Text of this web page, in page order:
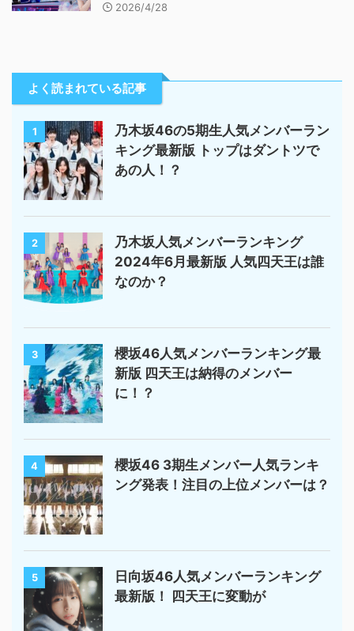
2026/4/28
よく読まれている記事
1
乃木坂46の5期生人気メンバーラン
キング最新版 トップはダントツで
あの人！？
2
乃木坂人気メンバーランキング
2024年6月最新版 人気四天王は誰
なのか？
3
櫻坂46人気メンバーランキング最
新版 四天王は納得のメンバー
に！？
4
櫻坂46 3期生メンバー人気ランキ
ング発表！注目の上位メンバーは？
5
日向坂46人気メンバーランキング
最新版！ 四天王に変動が